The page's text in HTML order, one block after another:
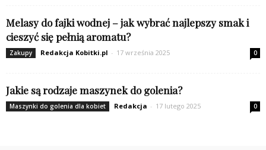
Melasy do fajki wodnej – jak wybrać najlepszy smak i
cieszyć się pełnią aromatu?
Zakupy Redakcja Kobitki.pl - 17 września 2025 0
Jakie są rodzaje maszynek do golenia?
Maszynki do golenia dla kobiet Redakcja - 17 lutego 2025 0